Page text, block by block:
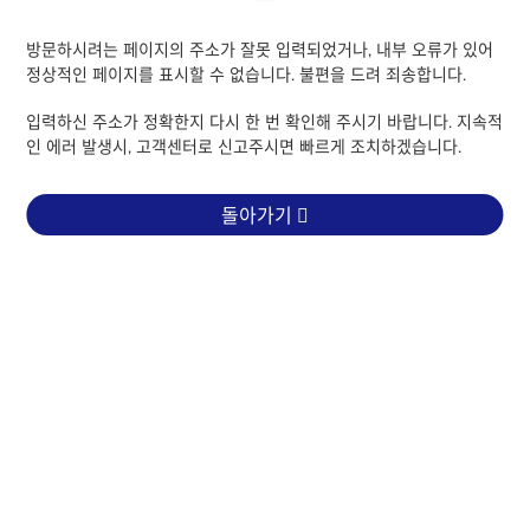
방문하시려는 페이지의 주소가 잘못 입력되었거나, 내부 오류가 있어
정상적인 페이지를 표시할 수 없습니다. 불편을 드려 죄송합니다.
입력하신 주소가 정확한지 다시 한 번 확인해 주시기 바랍니다. 지속적
인 에러 발생시, 고객센터로 신고주시면 빠르게 조치하겠습니다.
돌아가기